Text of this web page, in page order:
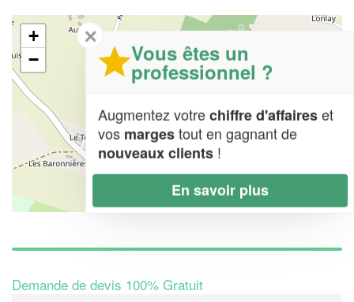
+
−
Leaflet| Map data ©OpenStreetMap contributors,CC-BY-SA
Demande de devis 100% Gratuit
✕
Vous êtes un
professionnel ?
Augmentez votrechiffre d'affaireset
vos margestout en gagnant de
nouveaux clients !
En savoir plus